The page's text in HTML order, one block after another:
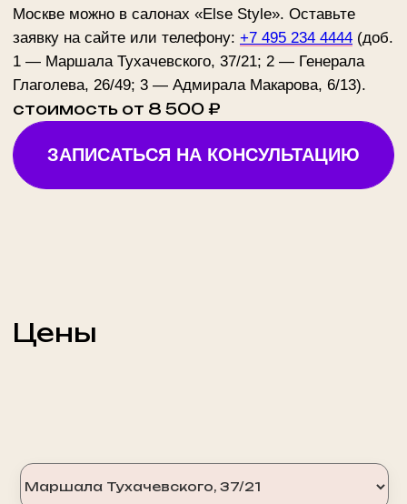
Запишитесь на микроигольчатый RF-лифтинг в